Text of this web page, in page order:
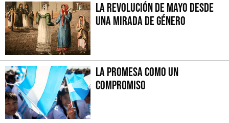
La Revolución de Mayo desde
una mirada de género
La promesa como un
compromiso